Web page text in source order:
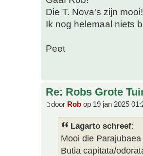
Die T. Nova's zijn
Ik nog helemaal niets
Peet
Re: Robs Grote
door Rob op 19 jan 2025
Lagarto schreef:
Mooi die
Butia capitata/